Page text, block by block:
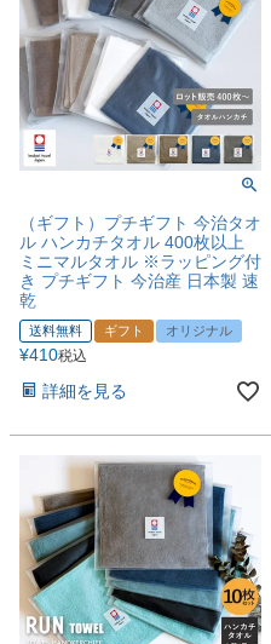
（ギフト）プチギフト 今治タオ
ル ハンカチタオル 400枚以上
ミニマルタオル ※ラッピング付
き プチギフト 今治産 日本製 速
乾
送料無料 ギフト オリジナル
¥410税込
詳細を見る